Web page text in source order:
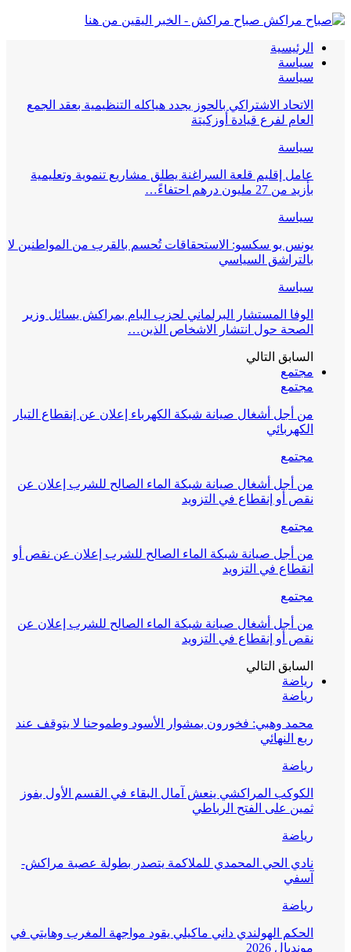
صباح مراكش - الخبر اليقين من هنا
الرئيسية
سياسة
سياسة
الاتحاد الاشتراكي بالحوز يجدد هياكله التنظيمية بعقد الجمع
العام لفرع قيادة أوزكيتة
سياسة
عامل إقليم قلعة السراغنة يطلق مشاريع تنموية وتعليمية
بأزيد من 27 مليون درهم احتفاءً…
سياسة
يونس بو سكسو: الاستحقاقات تُحسم بالقرب من المواطنين لا
بالتراشق السياسي
سياسة
الوفا المستشار البرلماني لحزب البام بمراكش يسائل وزير
الصحة حول انتشار الاشخاص الذين…
السابق التالي
مجتمع
مجتمع
من أجل أشغال صيانة شبكة الكهرباء إعلان عن إنقطاع التيار
الكهربائي
مجتمع
من أجل أشغال صيانة شبكة الماء الصالح للشرب إعلان عن
نقص أو إنقطاع في التزويد
مجتمع
من أجل صيانة شبكة الماء الصالح للشرب إعلان عن نقص أو
انقطاع في التزويد
مجتمع
من أجل أشغال صيانة شبكة الماء الصالح للشرب إعلان عن
نقص أو إنقطاع في التزويد
السابق التالي
رياضة
رياضة
محمد وهبي: فخورون بمشوار الأسود وطموحنا لا يتوقف عند
ربع النهائي
رياضة
الكوكب المراكشي ينعش آمال البقاء في القسم الأول بفوز
ثمين على الفتح الرباطي
رياضة
نادي الحي المحمدي للملاكمة يتصدر بطولة عصبة مراكش-
آسفي
رياضة
الحكم الهولندي داني ماكيلي يقود مواجهة المغرب وهايتي في
مونديال 2026